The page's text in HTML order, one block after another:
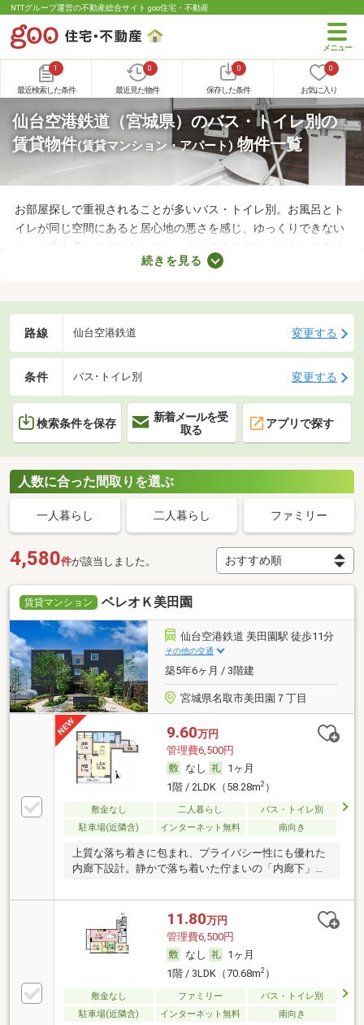
NTTグループ運営の不動産総合サイト goo住宅・不動産
1
最近検索した条件
0
最近見た物件
0
保存した条件
0
お気に入り
仙台空港鉄道（宮城県）のバス・トイレ別の
賃貸物件(賃貸マンション・アパート) 物件一覧
お部屋探しで重視されることが多いバス・トイレ別。お風呂とト
イレが同じ空間にあると居心地の悪さを感じ、ゆっくりできない
という方も多いのではないでしょうか？ここでは、ストレスなく
快適に暮らせるバス・トイレ別の物件を紹介します。バス・トイ
してみてくださいね。
続きを見る
路線 仙台空港鉄道 変更する
条件 バス･トイレ別 変更する
検索条件を保存
新着メールを受
取る
アプリで探す
人数に合った間取りを選ぶ
一人暮らし 二人暮らし ファミリー
4,580件が該当しました。
賃貸マンション ベレオＫ美田園
仙台空港鉄道 美田園駅 徒歩11分
その他の交通
築5年6ヶ月 / 3階建
宮城県名取市美田園７丁目
9.60万円
管理費6,500円
なし
1ヶ月
1階 / 2LDK（58.28m2）
敷金なし 二人暮らし
バス・トイレ別
駐車場(近隣含)
インターネット無料 南向き
上質な落ち着きに包まれ、プライバシー性にも優れた
内廊下設計。静かで落ち着いた佇まいの「内廊下」を
11.80万円
管理費6,500円
なし
1ヶ月
1階 / 3LDK（70.68m2）
敷金なし ファミリー
バス・トイレ別
駐車場(近隣含)
インターネット無料 南向き